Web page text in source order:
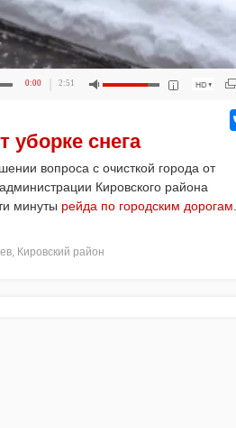
0:00 2:51
снега
вопроса с очисткой города от
Кировского района
минуты рейда по городским дорогам
, Кировский район